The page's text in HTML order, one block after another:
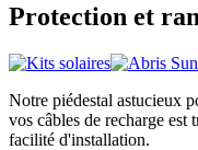
Protection et
Notre piédestal astucieux
vos câbles de recharge est
facilité d'installation.